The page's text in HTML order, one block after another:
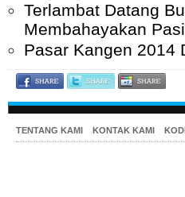
Terlambat Datang
Membahayakan
Pasar Kangen 2014
TENTANG KAMI KONTAK KAMI